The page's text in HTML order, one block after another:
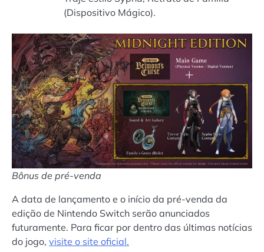
(Dispositivo Mágico).
Bônus de pré-venda
A data de lançamento e o início da pré-venda da
edição de Nintendo Switch serão anunciados
futuramente. Para ficar por dentro das últimas notícias
do jogo, visite o site oficial.